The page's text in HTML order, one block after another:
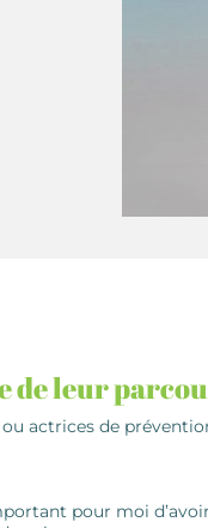
de leur
ou actrices de
pour moi